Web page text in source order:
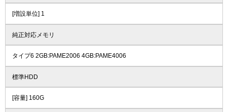
[増設単位] 1
純正対応メモリ
タイプ6 2GB:PAME2006 4GB:PAME4006
標準HDD
[容量] 160G